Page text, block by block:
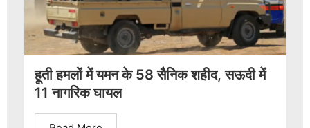
हूती हमलों में यमन के 58 सैनिक शहीद, सऊदी में
11 नागरिक घायल